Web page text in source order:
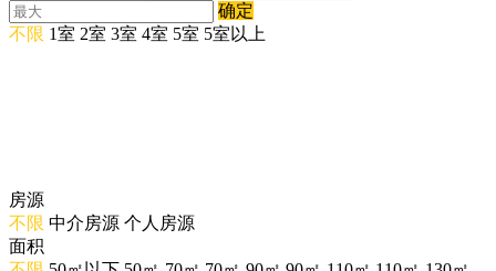
确定
不限 1室 2室 3室 4室 5室 5室以上
房源
不限 中介房源 个人房源
面积